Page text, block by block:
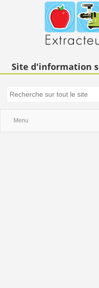
Site d'information
Menu